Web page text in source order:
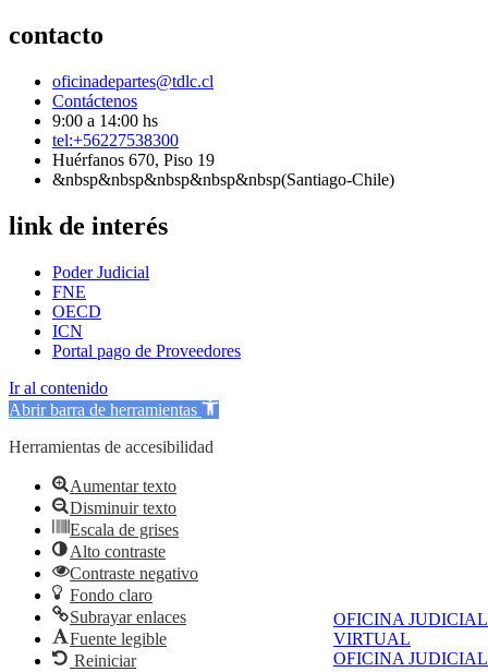
OFICINA JUDICIAL
VIRTUAL
OFICINA JUDICIAL
contacto
oficinadepartes@tdlc.cl
Contáctenos
9:00 a 14:00 hs
tel:+56227538300
Huérfanos 670, Piso 19
&nbsp&nbsp&nbsp&nbsp&nbsp(Santiago-Chile)
link de interés
Poder Judicial
FNE
OECD
ICN
Portal pago de Proveedores
Ir al contenido
Abrir barra de herramientas
Herramientas de accesibilidad
Aumentar texto
Disminuir texto
Escala de grises
Alto contraste
Contraste negativo
Fondo claro
Subrayar enlaces
Fuente legible
Reiniciar